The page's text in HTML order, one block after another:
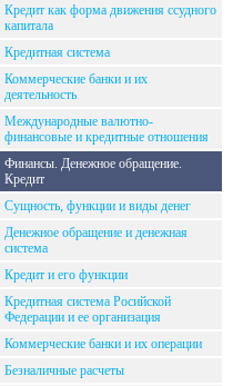
Кредит как форма движения ссудного
капитала
Кредитная система
Коммерческие банки и их
деятельность
Международные валютно-
финансовые и кредитные отношения
Финансы. Денежное обращение.
Кредит
Сущность, функции и виды денег
Денежное обращение и денежная
система
Кредит и его функции
Кредитная система Росийской
Федерации и ее организация
Коммерческие банки и их операции
Безналичные расчеты